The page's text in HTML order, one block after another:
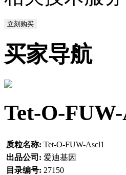
立刻购买
买家导航
Tet-O-
质粒名称: Tet-O-FUW-Ascl1
出品公司: 爱迪基因
目录编号: 27150